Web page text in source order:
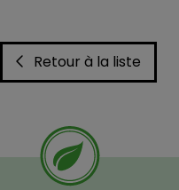
Retour à la liste